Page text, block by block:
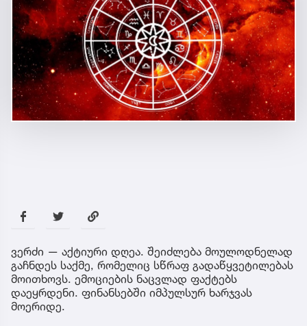
ვერძი — აქტიური დღეა. შეიძლება მოულოდნელად
გაჩნდეს საქმე, რომელიც სწრაფ გადაწყვეტილებას
მოითხოვს. ემოციების ნაცვლად ფაქტებს
დაეყრდენი. ფინანსებში იმპულსურ ხარჯვას
მოერიდე.